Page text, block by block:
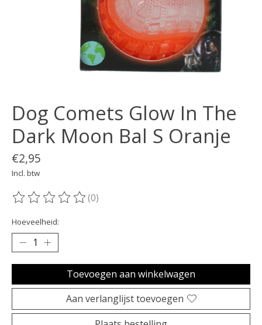
Dog Comets Glow In The
Dark Moon Bal S Oranje
€2,95
Incl. btw
De beoordeling van dit product is
(0)
Hoeveelheid:
Toevoegen aan winkelwagen
Aan verlanglijst toevoegen